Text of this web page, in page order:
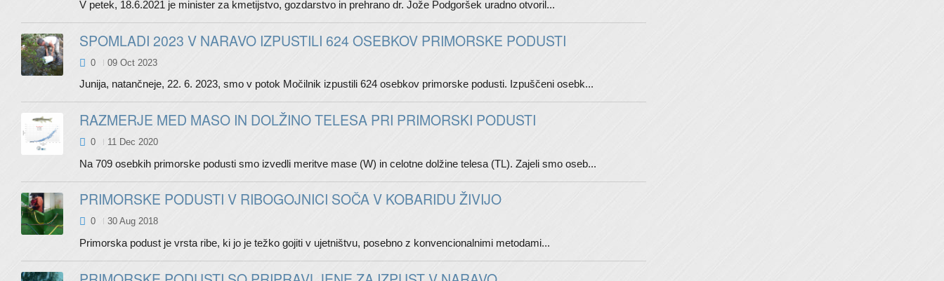
V petek, 18.6.2021 je minister za kmetijstvo, gozdarstvo in prehrano dr. Jože Podgoršek uradno otvoril...
SPOMLADI 2023 V NARAVO IZPUSTILI 624 OSEBKOV PRIMORSKE PODUSTI
0 09 Oct 2023
Junija, natančneje, 22. 6. 2023, smo v potok Močilnik izpustili 624 osebkov primorske podusti. Izpuščeni osebk...
RAZMERJE MED MASO IN DOLŽINO TELESA PRI PRIMORSKI PODUSTI
0 11 Dec 2020
Na 709 osebkih primorske podusti smo izvedli meritve mase (W) in celotne dolžine telesa (TL). Zajeli smo oseb...
PRIMORSKE PODUSTI V RIBOGOJNICI SOČA V KOBARIDU ŽIVIJO
0 30 Aug 2018
Primorska podust je vrsta ribe, ki jo je težko gojiti v ujetništvu, posebno z konvencionalnimi metodami...